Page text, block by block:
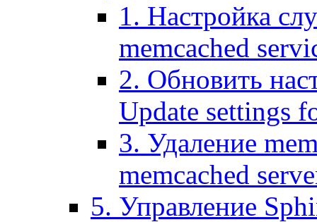
1. Настройка
memcached
2. Обновить
Update settings
3. Удаление
memcached
5. Управление